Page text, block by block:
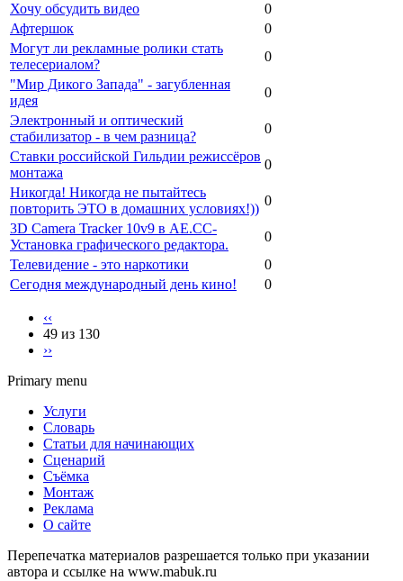
Хочу обсудить видео
0
Афтершок
0
Могут ли рекламные ролики стать
телесериалом?
0
"Мир Дикого Запада" - загубленная
идея
0
Электронный и оптический
стабилизатор - в чем разница?
0
Ставки российской Гильдии режиссёров
монтажа
0
Никогда! Никогда не пытайтесь
повторить ЭТО в домашних условиях!))
0
3D Camera Tracker 10v9 в AЕ.СС-
Установка графического редактора.
0
Телевидение - это наркотики
0
Сегодня международный день кино!
0
‹‹
49 из 130
››
Primary menu
Услуги
Словарь
Статьи для начинающих
Сценарий
Съёмка
Монтаж
Реклама
О сайте
Перепечатка материалов разрешается только при указании
автора и ссылке на www.mabuk.ru